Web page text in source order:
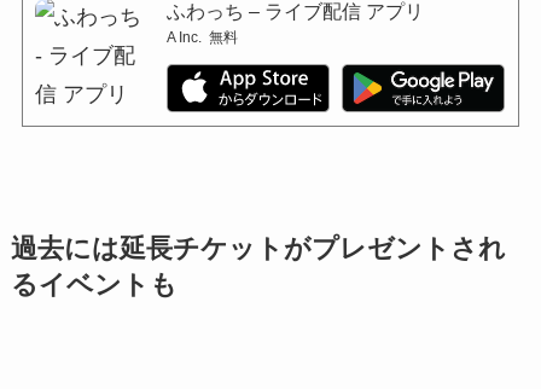
ふわっち – ライブ配信 アプリ
A Inc. 無料
過去には延長チケットがプレゼントされ
るイベントも